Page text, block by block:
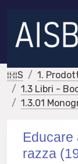
IRIS
1.
1.3 Libri -
1.3.01
Educare
razza